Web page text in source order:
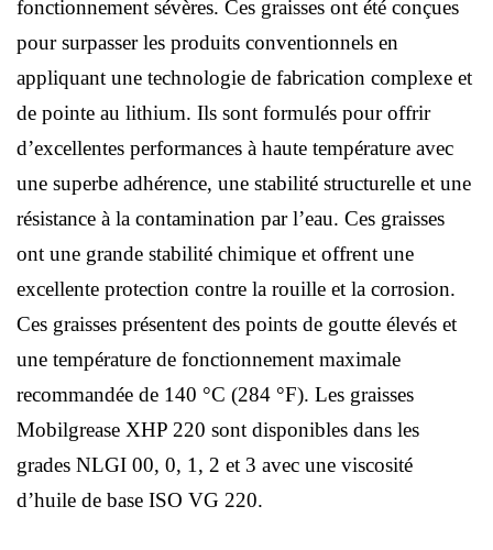
fonctionnement sévères. Ces graisses ont été conçues
pour surpasser les produits conventionnels en
appliquant une technologie de fabrication complexe et
de pointe au lithium. Ils sont formulés pour offrir
d’excellentes performances à haute température avec
une superbe adhérence, une stabilité structurelle et une
résistance à la contamination par l’eau. Ces graisses
ont une grande stabilité chimique et offrent une
excellente protection contre la rouille et la corrosion.
Ces graisses présentent des points de goutte élevés et
une température de fonctionnement maximale
recommandée de 140 °C (284 °F). Les graisses
Mobilgrease XHP 220 sont disponibles dans les
grades NLGI 00, 0, 1, 2 et 3 avec une viscosité
d’huile de base ISO VG 220.